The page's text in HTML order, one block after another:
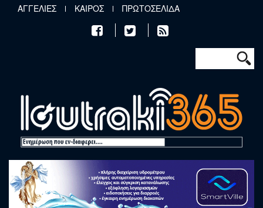
Παράκαμψη προς το κυρίως περιεχόμενο
ΑΓΓΕΛΙΕΣ ΚΑΙΡΟΣ ΠΡΩΤΟΣΕΛΙΔΑ
Φόρμα
Αναζήτηση